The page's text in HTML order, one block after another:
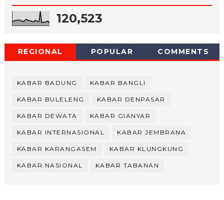
120,523
REGIONAL POPULAR COMMENTS
KABAR BADUNG KABAR BANGLI
KABAR BULELENG KABAR DENPASAR
KABAR DEWATA KABAR GIANYAR
KABAR INTERNASIONAL KABAR JEMBRANA
KABAR KARANGASEM KABAR KLUNGKUNG
KABAR NASIONAL KABAR TABANAN